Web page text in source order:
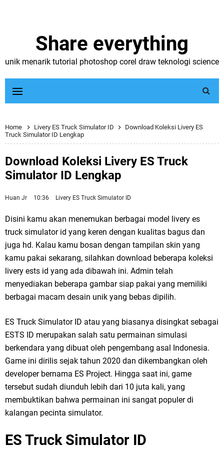
Share everything
unik menarik tutorial photoshop corel draw teknologi science
Home Livery ES Truck Simulator ID
Download Koleksi Livery ES
Truck Simulator ID Lengkap
Download Koleksi Livery ES Truck
Simulator ID Lengkap
Huan Jr 10:36 Livery ES Truck Simulator ID
Disini kamu akan menemukan berbagai model livery es
truck simulator id yang keren dengan kualitas bagus dan
juga hd. Kalau kamu bosan dengan tampilan skin yang
kamu pakai sekarang, silahkan download beberapa koleksi
livery ests id yang ada dibawah ini. Admin telah
menyediakan beberapa gambar siap pakai yang memiliki
berbagai macam desain unik yang bebas dipilih.
ES Truck Simulator ID atau yang biasanya disingkat sebagai
ESTS ID merupakan salah satu permainan simulasi
berkendara yang dibuat oleh pengembang asal Indonesia.
Game ini dirilis sejak tahun 2020 dan dikembangkan oleh
developer bernama ES Project. Hingga saat ini, game
tersebut sudah diunduh lebih dari 10 juta kali, yang
membuktikan bahwa permainan ini sangat populer di
kalangan pecinta simulator.
ES Truck Simulator ID